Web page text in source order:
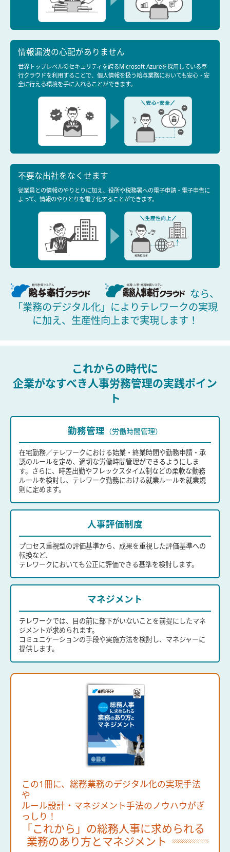
情報漏洩の心配がありません
世界トップレベルのセキュリティを誇るMicrosoft Azureを採用している奉
行クラウドを利用することで、個人情報を扱う給与業務においても安心・安
全に行える環境を手に入れることができます。
不要な出社をなくせます
従業員との情報のやりとりに加え、役所や税務署への電子申請・電子申告に
よって、情報のやりとりを電子化することができます。
なら、
「業務のデジタル化」により テレワークの実現
に加え、生産性向上まで実現します！
これからの時代に
企業がなすべき人事労務管理の実践ポイン
ト
勤務管理 （労働時間管理）
在宅勤務／テレワークにおける始業・終業時間や勤務申請・承
認のルールを定め、適切な労働時間管理ができるようにしま
す。さらに、時差出勤やフレックスタイム制などの柔軟な勤務
ルールを検討し、テレワーク勤務における就業ルールを就業規
則に定めます。
人事評価制度
プロセス重視型の評価基準から、成果を重視した評価基準への
転換など、
テレワークにおいても公正に評価できる基準を検討します。
マネジメント
テレワークでは、目の前に部下がいないことを前提にしたマネ
ジメントが求められます。
コミュニケーションの手段や実施方法を検討し、マネジャーに
提供します。
この1冊に、総務業務のデジタル化の実現手法
や
ルール設計・マネジメント手法のノウハウがぎ
っしり！
「これから」の総務人事に求められる
業務のあり方とマネジメント